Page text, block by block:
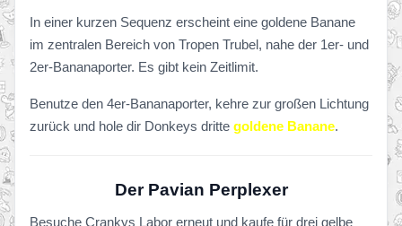
In einer kurzen Sequenz erscheint eine goldene Banane
im zentralen Bereich von Tropen Trubel, nahe der 1er- und
2er-Bananaporter. Es gibt kein Zeitlimit.
Benutze den 4er-Bananaporter, kehre zur großen Lichtung
zurück und hole dir Donkeys dritte goldene Banane.
Der Pavian Perplexer
Besuche Crankys Labor erneut und kaufe für drei gelbe